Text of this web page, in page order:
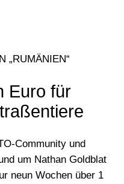
„RUMÄNIEN“
Euro für
Community und
um Nathan Goldblat
neun Wochen über 1